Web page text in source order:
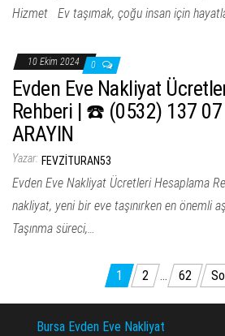
Hizmet Ev taşımak, çoğu insan için
10 Ekim 2024 0
Evden Eve Nakliyat
Rehberi | ☎️ (0532) 137
ARAYIN
Yazar: FEVZITURAN53
Evden Eve Nakliyat Ücretleri Hesaplama
nakliyat, yeni bir eve taşınırken en önemli
Taşınma süreci,…
sayfalandırması
1 2 … 62
Bursa Evden Eve Nakliyat